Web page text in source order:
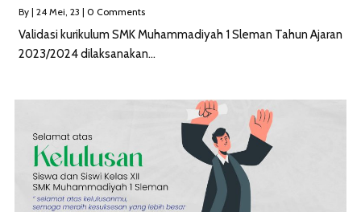
By | 24 Mei, 23 | 0 Comments
Validasi kurikulum SMK Muhammadiyah 1 Sleman Tahun Ajaran
2023/2024 dilaksanakan…